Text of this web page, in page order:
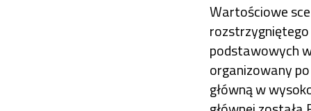
Wartościowe
rozstrzygniętego
podstawowych
organizowany
główną w